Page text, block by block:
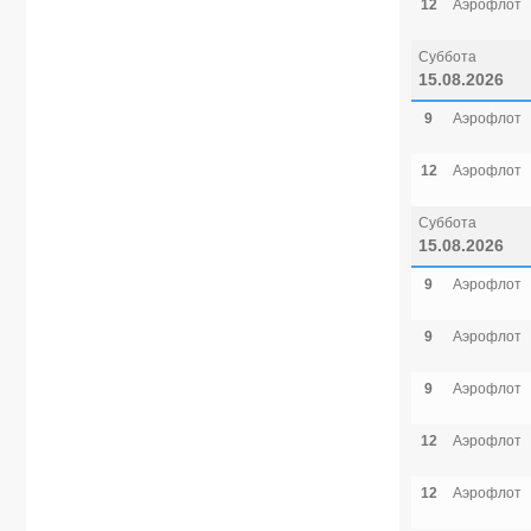
12 Аэрофлот
Суббота
15.08.2026
9 Аэрофлот
12 Аэрофлот
Суббота
15.08.2026
9 Аэрофлот
9 Аэрофлот
9 Аэрофлот
12 Аэрофлот
12 Аэрофлот